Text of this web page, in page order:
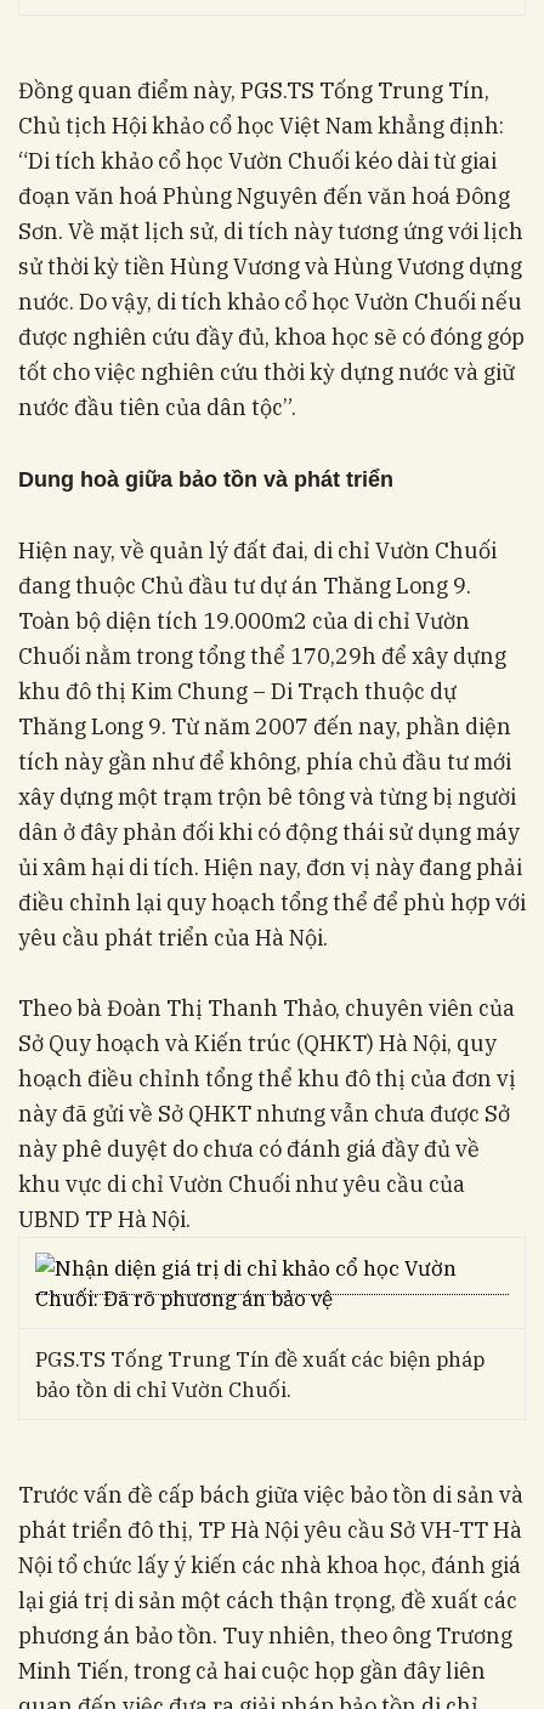
Đồng quan điểm này, PGS.TS Tống Trung Tín,
Chủ tịch Hội khảo cổ học Việt Nam khẳng định:
“Di tích khảo cổ học Vườn Chuối kéo dài từ giai
đoạn văn hoá Phùng Nguyên đến văn hoá Đông
Sơn. Về mặt lịch sử, di tích này tương ứng với lịch
sử thời kỳ tiền Hùng Vương và Hùng Vương dựng
nước. Do vậy, di tích khảo cổ học Vườn Chuối nếu
được nghiên cứu đầy đủ, khoa học sẽ có đóng góp
tốt cho việc nghiên cứu thời kỳ dựng nước và giữ
nước đầu tiên của dân tộc”.
Dung hoà giữa bảo tồn và phát triển
Hiện nay, về quản lý đất đai, di chỉ Vườn Chuối
đang thuộc Chủ đầu tư dự án Thăng Long 9.
Toàn bộ diện tích 19.000m2 của di chỉ Vườn
Chuối nằm trong tổng thể 170,29h để xây dựng
khu đô thị Kim Chung – Di Trạch thuộc dự
Thăng Long 9. Từ năm 2007 đến nay, phần diện
tích này gần như để không, phía chủ đầu tư mới
xây dựng một trạm trộn bê tông và từng bị người
dân ở đây phản đối khi có động thái sử dụng máy
ủi xâm hại di tích. Hiện nay, đơn vị này đang phải
điều chỉnh lại quy hoạch tổng thể để phù hợp với
yêu cầu phát triển của Hà Nội.
Theo bà Đoàn Thị Thanh Thảo, chuyên viên của
Sở Quy hoạch và Kiến trúc (QHKT) Hà Nội, quy
hoạch điều chỉnh tổng thể khu đô thị của đơn vị
này đã gửi về Sở QHKT nhưng vẫn chưa được Sở
này phê duyệt do chưa có đánh giá đầy đủ về
khu vực di chỉ Vườn Chuối như yêu cầu của
UBND TP Hà Nội.
PGS.TS Tống Trung Tín đề xuất các biện pháp
bảo tồn di chỉ Vườn Chuối.
Trước vấn đề cấp bách giữa việc bảo tồn di sản và
phát triển đô thị, TP Hà Nội yêu cầu Sở VH-TT Hà
Nội tổ chức lấy ý kiến các nhà khoa học, đánh giá
lại giá trị di sản một cách thận trọng, đề xuất các
phương án bảo tồn. Tuy nhiên, theo ông Trương
Minh Tiến, trong cả hai cuộc họp gần đây liên